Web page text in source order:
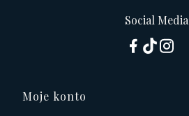
Social Media
Linki w stopce
Moje konto